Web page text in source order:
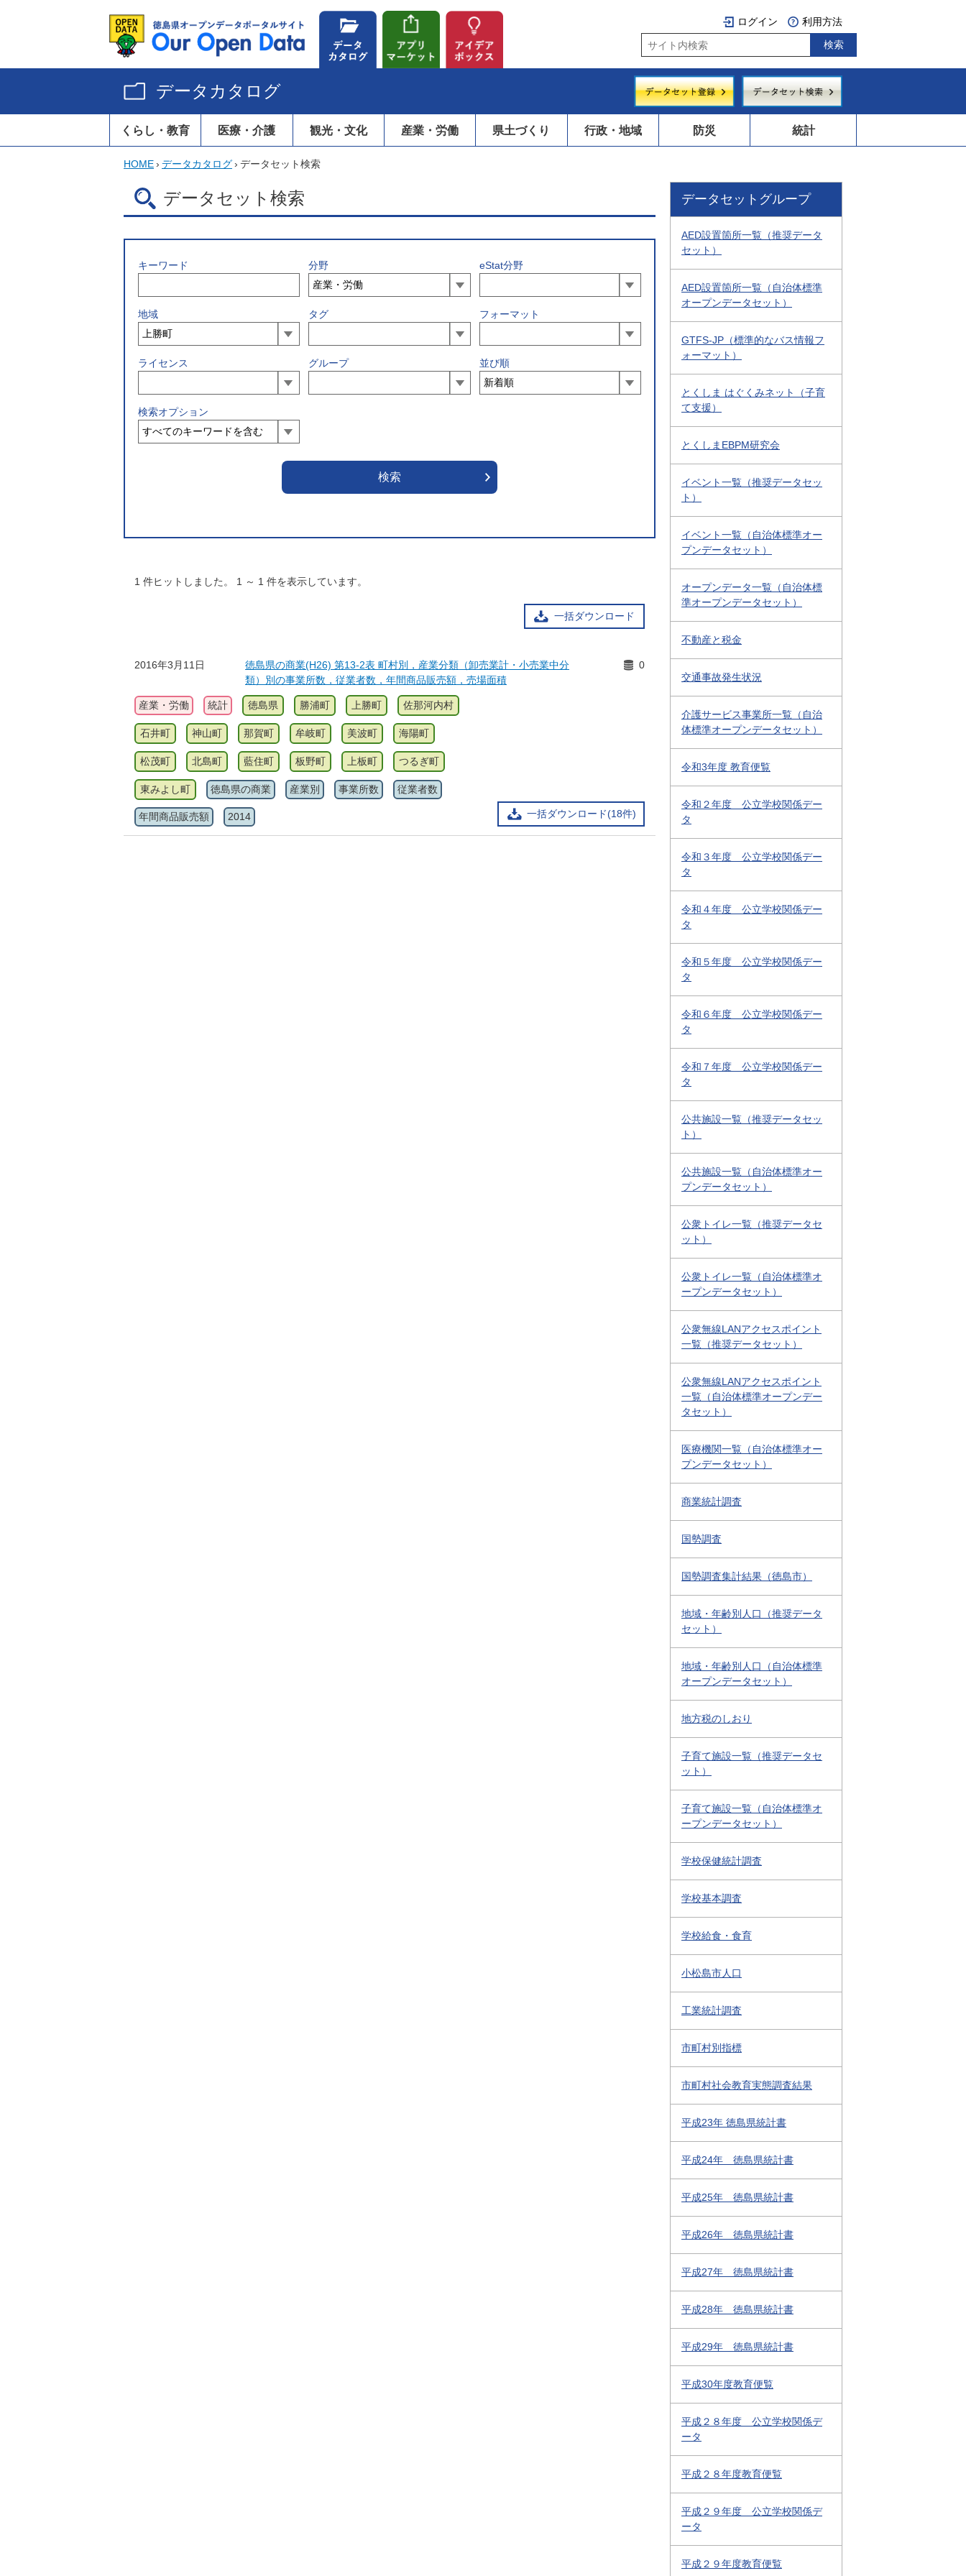
ログイン 利用方法
データカタログ
くらし・教育 医療・介護 観光・文化 産業・労働 県土づくり 行政・地域 防災 統計
HOME› データカタログ› データセット検索
データセット検索
キーワード 分野 eStat分野
地域 タグ フォーマット
ライセンス グループ 並び順
検索オプション
1 件ヒットしました。 1 ～ 1 件を表示しています。
一括ダウンロード
2016年3月11日
徳島県の商業(H26) 第13-2表 町村別，産業分類（卸売業計・小売業中分
類）別の事業所数，従業者数，年間商品販売額，売場面積
一括ダウンロード(18件)
0
産業・労働 統計 徳島県 勝浦町 上勝町 佐那河内村
石井町 神山町 那賀町 牟岐町 美波町 海陽町
松茂町 北島町 藍住町 板野町 上板町 つるぎ町
東みよし町 徳島県の商業 産業別 事業所数 従業者数
年間商品販売額 2014
データセットグループ
AED設置箇所一覧（推奨データ
セット）
AED設置箇所一覧（自治体標準
オープンデータセット）
GTFS-JP（標準的なバス情報フ
ォーマット）
とくしま はぐくみネット（子育
て支援）
とくしまEBPM研究会
イベント一覧（推奨データセッ
ト）
イベント一覧（自治体標準オー
プンデータセット）
オープンデータ一覧（自治体標
準オープンデータセット）
不動産と税金
交通事故発生状況
介護サービス事業所一覧（自治
体標準オープンデータセット）
令和3年度 教育便覧
令和２年度 公立学校関係デー
タ
令和３年度 公立学校関係デー
タ
令和４年度 公立学校関係デー
タ
令和５年度 公立学校関係デー
タ
令和６年度 公立学校関係デー
タ
令和７年度 公立学校関係デー
タ
公共施設一覧（推奨データセッ
ト）
公共施設一覧（自治体標準オー
プンデータセット）
公衆トイレ一覧（推奨データセ
ット）
公衆トイレ一覧（自治体標準オ
ープンデータセット）
公衆無線LANアクセスポイント
一覧（推奨データセット）
公衆無線LANアクセスポイント
一覧（自治体標準オープンデー
タセット）
医療機関一覧（自治体標準オー
プンデータセット）
商業統計調査
国勢調査
国勢調査集計結果（徳島市）
地域・年齢別人口（推奨データ
セット）
地域・年齢別人口（自治体標準
オープンデータセット）
地方税のしおり
子育て施設一覧（推奨データセ
ット）
子育て施設一覧（自治体標準オ
ープンデータセット）
学校保健統計調査
学校基本調査
学校給食・食育
小松島市人口
工業統計調査
市町村別指標
市町村社会教育実態調査結果
平成23年 徳島県統計書
平成24年 徳島県統計書
平成25年 徳島県統計書
平成26年 徳島県統計書
平成27年 徳島県統計書
平成28年 徳島県統計書
平成29年 徳島県統計書
平成30年度教育便覧
平成２８年度 公立学校関係デ
ータ
平成２８年度教育便覧
平成２９年度 公立学校関係デ
ータ
平成２９年度教育便覧